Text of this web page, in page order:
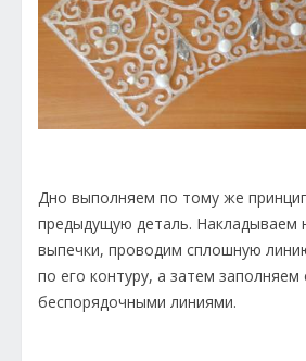
Дно выполняем по тому же
предыдущую деталь. Накладываем
выпечки, проводим сплошную
по его контуру, а затем заполняем
беспорядочными линиями.